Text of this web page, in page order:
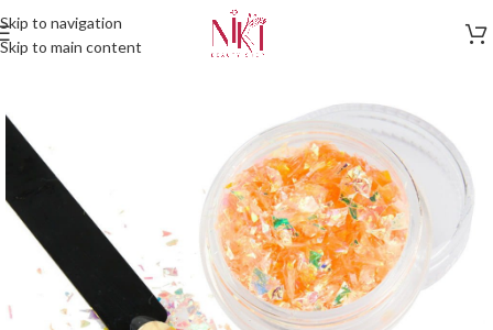
Skip to navigation
Skip to main content